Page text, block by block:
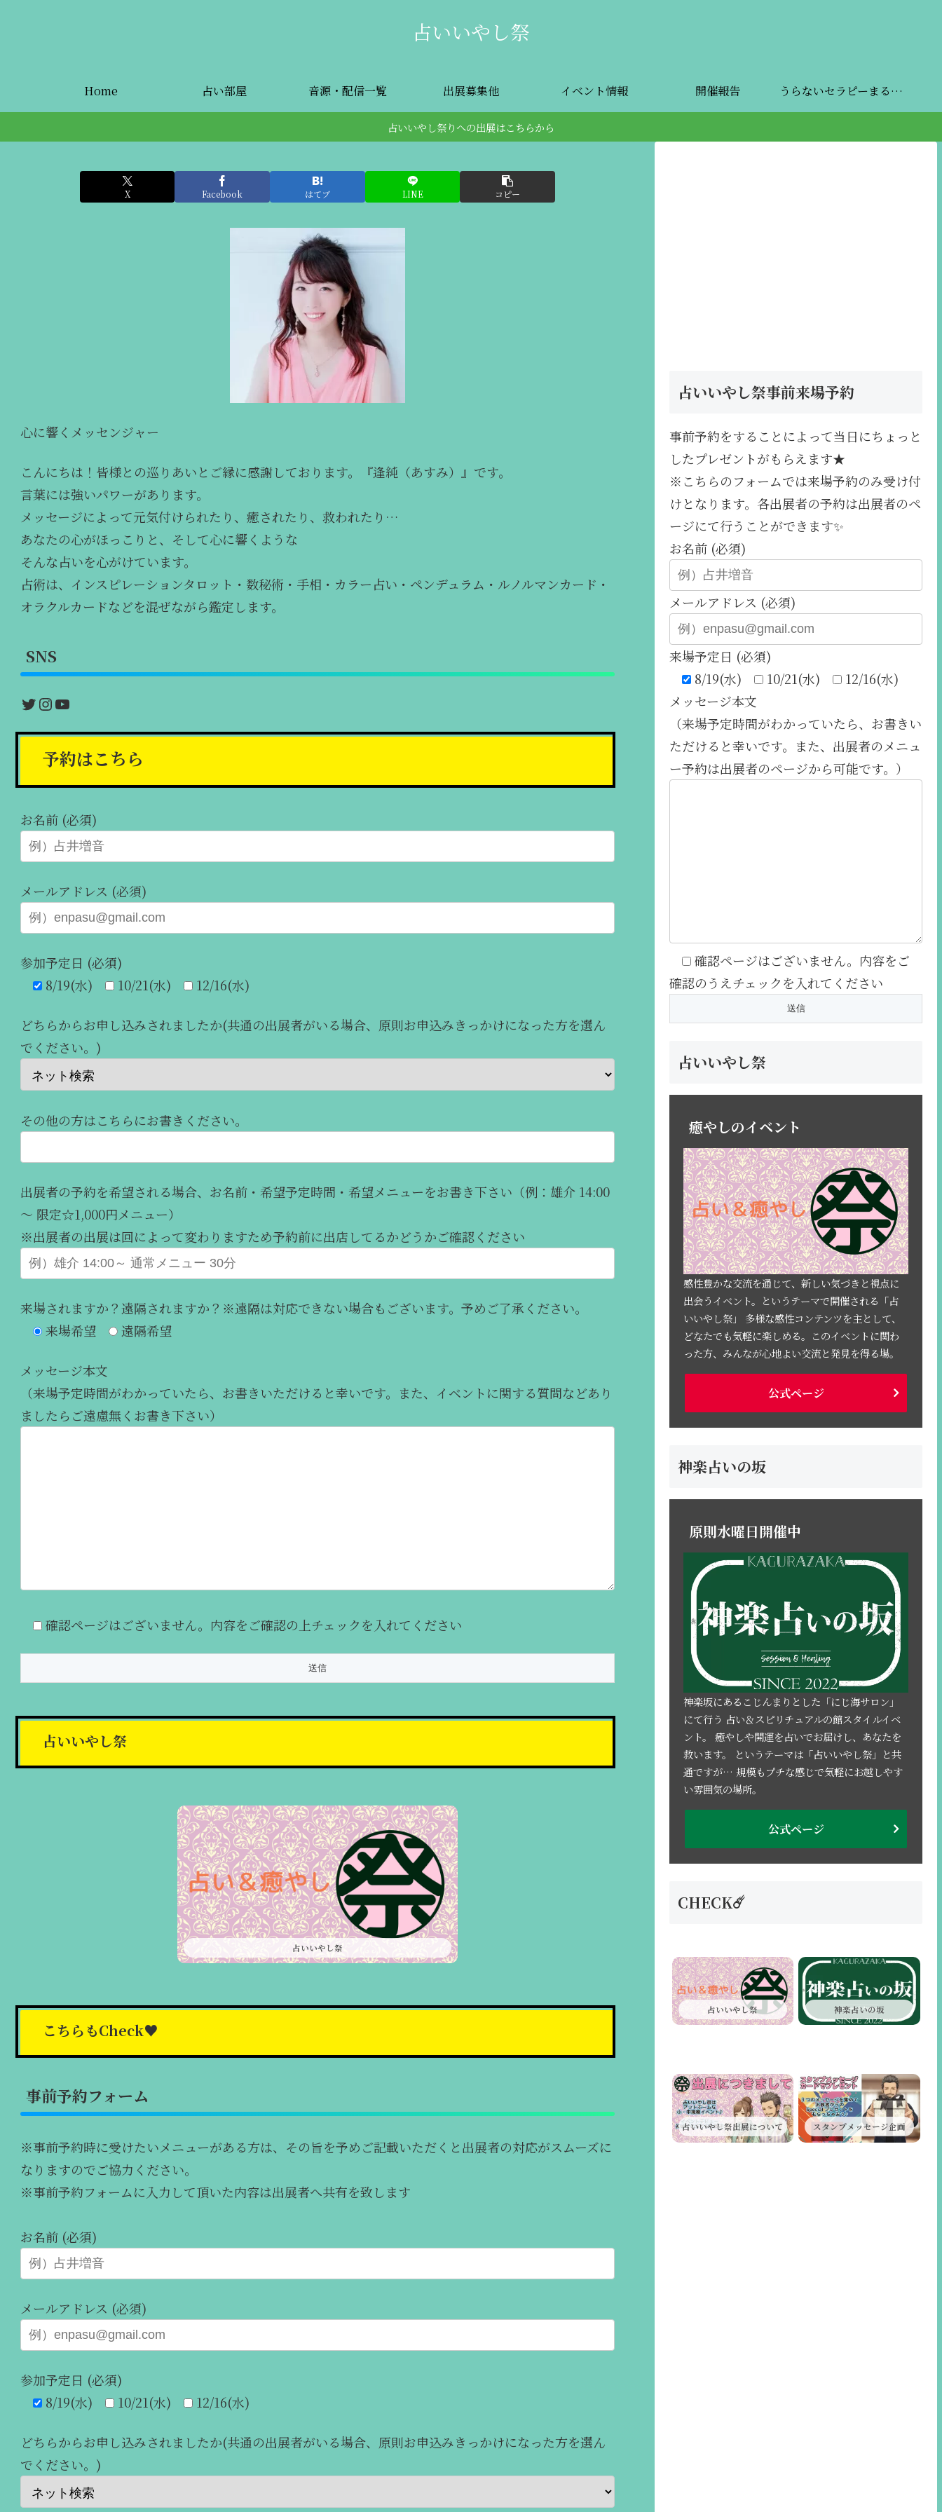
占いいやし祭
Home 占い部屋 音源・配信一覧 出展募集他 イベント情報 開催報告 うらないセラピーまるしぇ
占いいやし祭りへの出展はこちらから
X Facebook はてブ LINE コピー
心に響くメッセンジャー
こんにちは！皆様との巡りあいとご縁に感謝しております。『逢純（あすみ）』です。
言葉には強いパワーがあります。
メッセージによって元気付けられたり、癒されたり、救われたり…
あなたの心がほっこりと、そして心に響くような
そんな占いを心がけています。
占術は、インスピレーションタロット・数秘術・手相・カラー占い・ペンデュラム・ルノルマンカード・
オラクルカードなどを混ぜながら鑑定します。
SNS
Twitter
Instagram
YouTube
予約はこちら
お名前 (必須)
メールアドレス (必須)
参加予定日 (必須)
8/19(水)
10/21(水) 12/16(水)
どちらからお申し込みされましたか(共通の出展者がいる場合、原則お申込みきっかけになった方を選ん
でください。)
その他の方はこちらにお書きください。
出展者の予約を希望される場合、お名前・希望予定時間・希望メニューをお書き下さい（例：雄介 14:00
～ 限定☆1,000円メニュー）
※出展者の出展は回によって変わりますため予約前に出店してるかどうかご確認ください
来場されますか？遠隔されますか？※遠隔は対応できない場合もございます。予めご了承ください。
来場希望
遠隔希望
メッセージ本文
（来場予定時間がわかっていたら、お書きいただけると幸いです。また、イベントに関する質問などあり
ましたらご遠慮無くお書き下さい）
確認ページはございません。内容をご確認の上チェックを入れてください
占いいやし祭
占いいやし祭
こちらもCheck♥
事前予約フォーム
※事前予約時に受けたいメニューがある方は、その旨を予めご記載いただくと出展者の対応がスムーズに
なりますのでご協力ください。
※事前予約フォームに入力して頂いた内容は出展者へ共有を致します
お名前 (必須)
メールアドレス (必須)
参加予定日 (必須)
8/19(水)
10/21(水) 12/16(水)
どちらからお申し込みされましたか(共通の出展者がいる場合、原則お申込みきっかけになった方を選ん
でください。)
占いいやし祭事前来場予約
事前予約をすることによって当日にちょっと
したプレゼントがもらえます★
※こちらのフォームでは来場予約のみ受け付
けとなります。各出展者の予約は出展者のペ
ージにて行うことができます✨️
お名前 (必須)
メールアドレス (必須)
来場予定日 (必須)
8/19(水)
10/21(水)
12/16(水)
メッセージ本文
（来場予定時間がわかっていたら、お書きい
ただけると幸いです。また、出展者のメニュ
ー予約は出展者のページから可能です。）
確認ページはございません。内容をご
確認のうえチェックを入れてください
占いいやし祭
癒やしのイベント
感性豊かな交流を通じて、新しい気づきと視点に
出会うイベント。というテーマで開催される「占
いいやし祭」 多様な感性コンテンツを主として、
どなたでも気軽に楽しめる。このイベントに関わ
った方、みんなが心地よい交流と発見を得る場。
公式ページ
神楽占いの坂
原則水曜日開催中
神楽坂にあるこじんまりとした「にじ海サロン」
にて行う 占い＆スピリチュアルの館スタイルイベ
ント。 癒やしや開運を占いでお届けし、あなたを
救います。 というテーマは「占いいやし祭」と共
通ですが… 規模もプチな感じで気軽にお越しやす
い雰囲気の場所。
公式ページ
CHECK☄️
占いいやし祭 神楽占いの坂
占いいやし祭出展について スタンプメッセージ企画